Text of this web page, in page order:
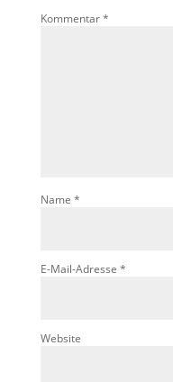
Kommentar*
Name *
E-Mail-Adresse *
Website